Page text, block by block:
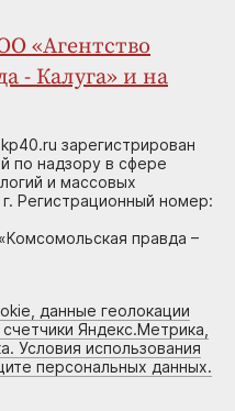
«Агентство
- Калуга» и на
зарегистрирован
по надзору в сфере
и массовых
Регистрационный номер:
правда –
данные геолокации
Яндекс.Метрика,
Условия использования
персональных данных.